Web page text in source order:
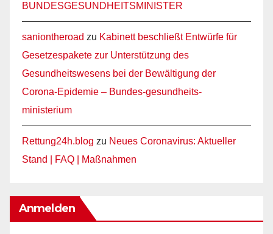
BUNDESGESUNDHEITSMINISTER
saniontheroad zu Kabinett beschließt Entwürfe für
Gesetzespakete zur Unterstützung des
Gesundheitswesens bei der Bewältigung der
Corona-Epidemie – Bundes-gesundheits-
ministerium
Rettung24h.blog zu Neues Coronavirus: Aktueller
Stand | FAQ | Maßnahmen
Anmelden